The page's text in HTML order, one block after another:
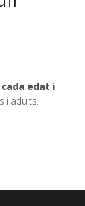
edat i
i adults.